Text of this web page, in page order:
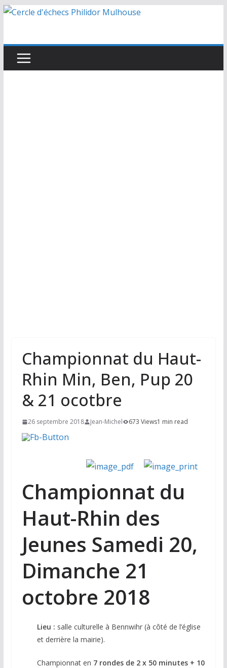
Passer
Championnat du Haut-
Rhin Min, Ben, Pup 20
& 21 ocotbre
26 septembre 2018 Jean-Michel 673 Views1 min read
Championnat du
Haut-Rhin des
Jeunes Samedi 20,
Dimanche 21
octobre 2018
Lieu : salle culturelle à Bennwihr (à côté de l’église
et derrière la mairie).
Championnat en 7 rondes de 2 x 50 minutes + 10